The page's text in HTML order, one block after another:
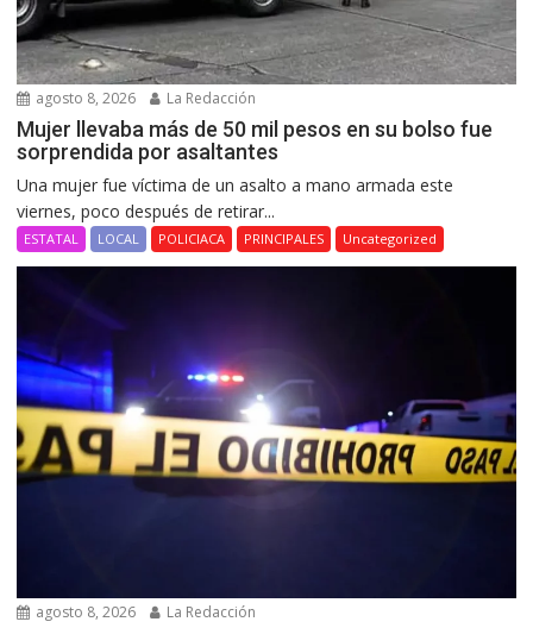
agosto 8, 2026 La Redacción
Mujer llevaba más de 50 mil pesos en su bolso fue
sorprendida por asaltantes
Una mujer fue víctima de un asalto a mano armada este
viernes, poco después de retirar...
ESTATAL LOCAL POLICIACA PRINCIPALES Uncategorized
agosto 8, 2026 La Redacción